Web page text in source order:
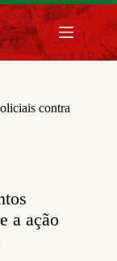
contra
a ação